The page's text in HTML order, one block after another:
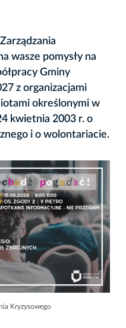
wasze pomysły na
Gminy
z organizacjami
określonymi w
kwietnia 2003 r. o
i o wolontariacie.
Kryzysowego